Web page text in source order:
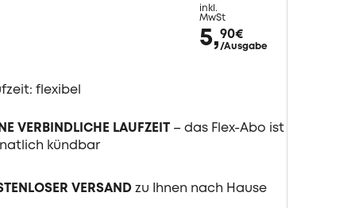
inkl.
MwSt
5,90€
/Ausgabe
flexibel
VERBINDLICHE LAUFZEIT – das Flex-Abo ist
kündbar
VERSAND zu Ihnen nach Hause